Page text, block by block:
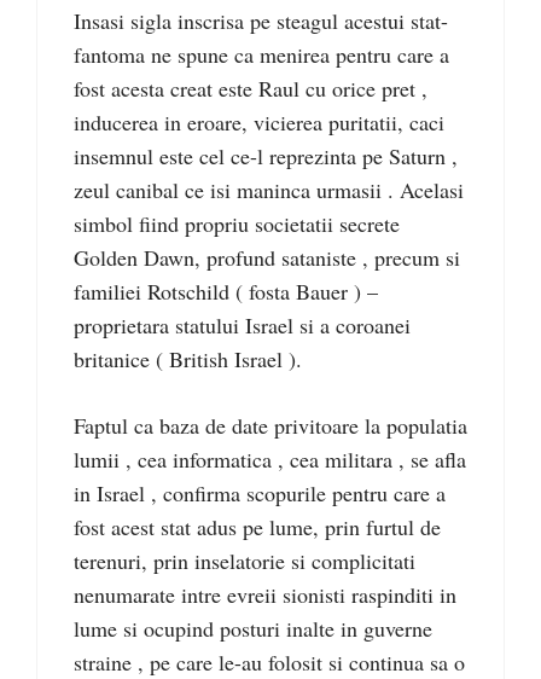
Insasi sigla inscrisa pe steagul acestui stat-
fantoma ne spune ca menirea pentru care a
fost acesta creat este Raul cu orice pret ,
inducerea in eroare, vicierea puritatii, caci
insemnul este cel ce-l reprezinta pe Saturn ,
zeul canibal ce isi maninca urmasii . Acelasi
simbol fiind propriu societatii secrete
Golden Dawn, profund sataniste , precum si
familiei Rotschild ( fosta Bauer ) –
proprietara statului Israel si a coroanei
britanice ( British Israel ).
Faptul ca baza de date privitoare la populatia
lumii , cea informatica , cea militara , se afla
in Israel , confirma scopurile pentru care a
fost acest stat adus pe lume, prin furtul de
terenuri, prin inselatorie si complicitati
nenumarate intre evreii sionisti raspinditi in
lume si ocupind posturi inalte in guverne
straine , pe care le-au folosit si continua sa o